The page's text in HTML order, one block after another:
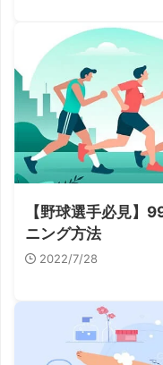
【野球選手必見】
ニング方法
2022/7/28